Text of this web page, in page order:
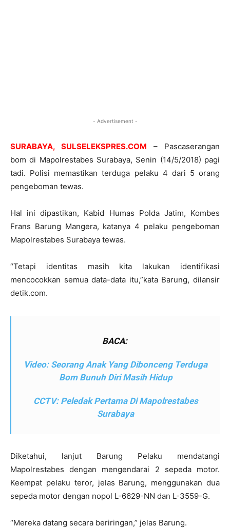
- Advertisement -
SURABAYA, SULSELEKSPRES.COM – Pascaserangan
bom di Mapolrestabes Surabaya, Senin (14/5/2018) pagi
tadi. Polisi memastikan terduga pelaku 4 dari 5 orang
pengeboman tewas.
Hal ini dipastikan, Kabid Humas Polda Jatim, Kombes
Frans Barung Mangera, katanya 4 pelaku pengeboman
Mapolrestabes Surabaya tewas.
“Tetapi identitas masih kita lakukan identifikasi
mencocokkan semua data-data itu,”kata Barung, dilansir
detik.com.
BACA:
Video: Seorang Anak Yang Dibonceng Terduga
Bom Bunuh Diri Masih Hidup
CCTV: Peledak Pertama Di Mapolrestabes
Surabaya
Diketahui, lanjut Barung Pelaku mendatangi
Mapolrestabes dengan mengendarai 2 sepeda motor.
Keempat pelaku teror, jelas Barung, menggunakan dua
sepeda motor dengan nopol L-6629-NN dan L-3559-G.
“Mereka datang secara beriringan,” jelas Barung.